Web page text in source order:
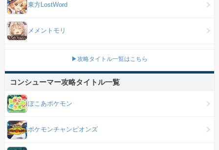
東方LostWord
メメントモリ
▶攻略タイトル一覧はこちら
コンシューマー攻略タイトル一覧
ぽこあポケモン
ポケモンチャンピオンズ